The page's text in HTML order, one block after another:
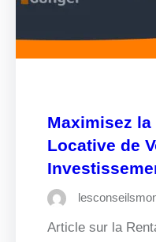
Maximisez
Locative de
Article sur la